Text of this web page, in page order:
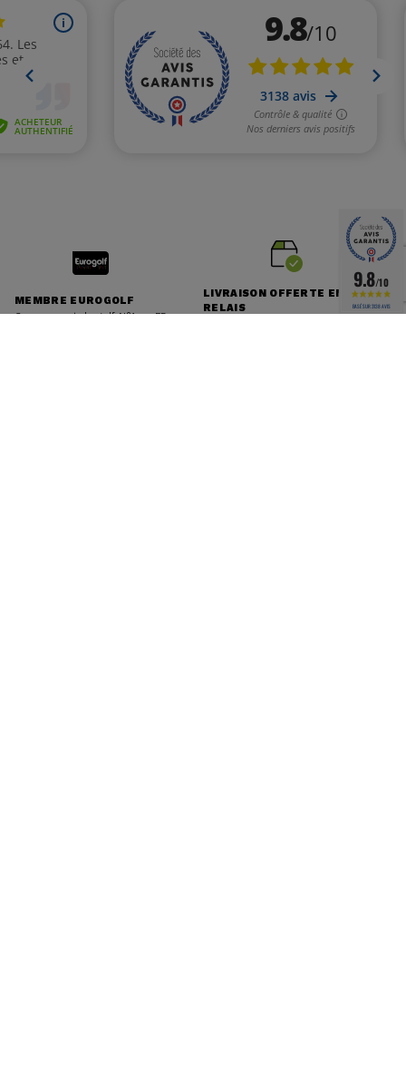
MEMBRE EUROGOLF
Groupement de golf N°1 en FR
LIVRAISON OFFERTE EN
RELAIS
9.8/10
BASÉ SUR 3138 AVIS